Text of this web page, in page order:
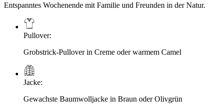
Entspanntes Wochenende mit Familie und Freunden in der Natur.
Pullover:
Grobstrick-Pullover in Creme oder warmem Camel
Jacke:
Gewachste Baumwolljacke in Braun oder Olivgrün